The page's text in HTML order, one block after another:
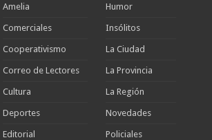
Amelia
Comerciales
Cooperativismo
Correo de Lectores
Cultura
Deportes
Editorial
Humor
Insólitos
La Ciudad
La Provincia
La Región
Novedades
Policiales